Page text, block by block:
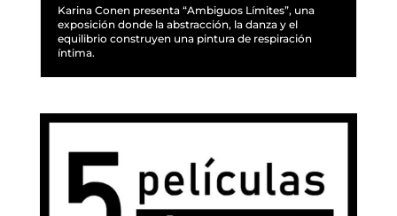
Karina Conen presenta “Ambiguos Límites”, una
exposición donde la abstracción, la danza y el
equilibrio construyen una pintura de respiración
íntima.